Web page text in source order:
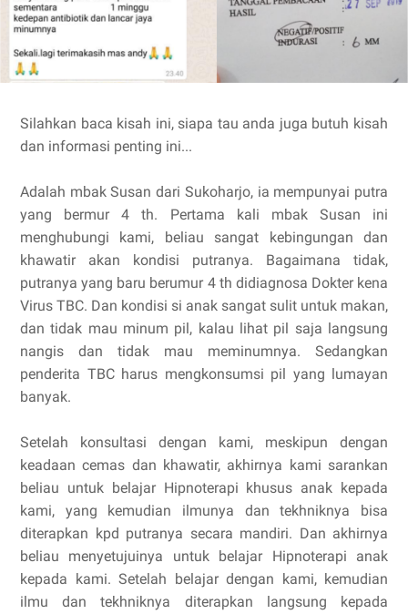
Silahkan baca kisah ini, siapa tau anda juga butuh kisah
dan informasi penting ini...
Adalah mbak Susan dari Sukoharjo, ia mempunyai putra
yang bermur 4 th. Pertama kali mbak Susan ini
menghubungi kami, beliau sangat kebingungan dan
khawatir akan kondisi putranya. Bagaimana tidak,
putranya yang baru berumur 4 th didiagnosa Dokter kena
Virus TBC. Dan kondisi si anak sangat sulit untuk makan,
dan tidak mau minum pil, kalau lihat pil saja langsung
nangis dan tidak mau meminumnya. Sedangkan
penderita TBC harus mengkonsumsi pil yang lumayan
banyak.
Setelah konsultasi dengan kami, meskipun dengan
keadaan cemas dan khawatir, akhirnya kami sarankan
beliau untuk belajar Hipnoterapi khusus anak kepada
kami, yang kemudian ilmunya dan tekhniknya bisa
diterapkan kpd putranya secara mandiri. Dan akhirnya
beliau menyetujuinya untuk belajar Hipnoterapi anak
kepada kami. Setelah belajar dengan kami, kemudian
ilmu dan tekhniknya diterapkan langsung kepada